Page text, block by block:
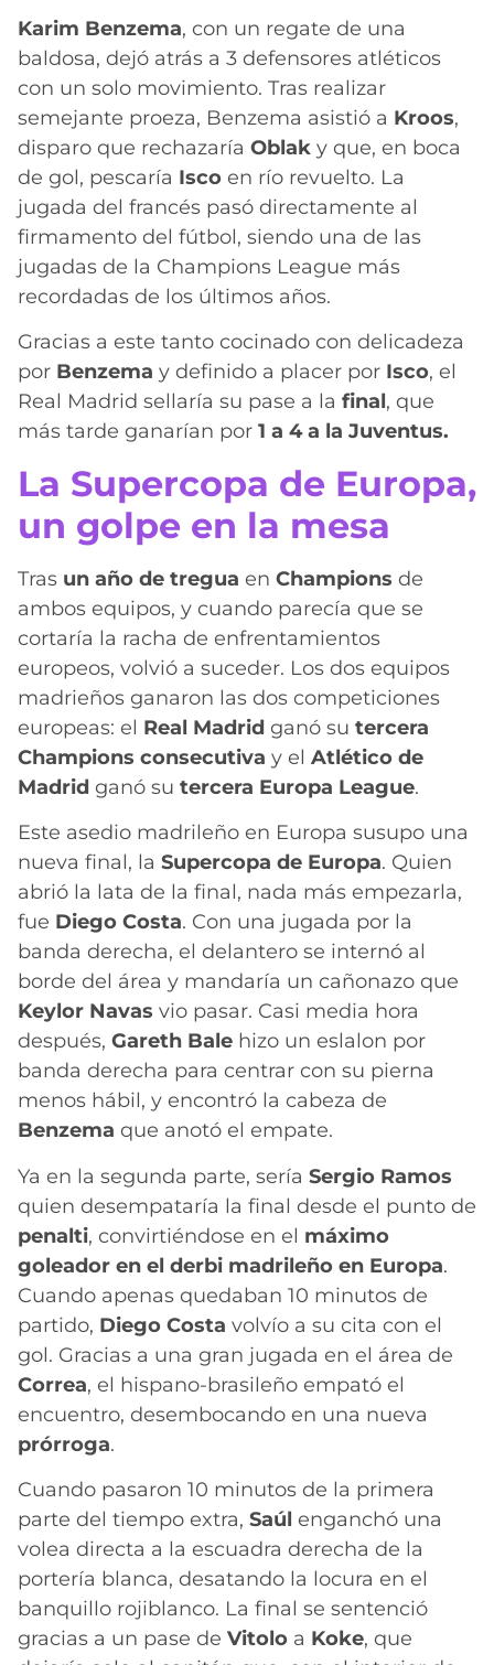
Karim Benzema, con un regate de una
baldosa, dejó atrás a 3 defensores atléticos
con un solo movimiento. Tras realizar
semejante proeza, Benzema asistió a Kroos,
disparo que rechazaría Oblak y que, en boca
de gol, pescaría Isco en río revuelto. La
jugada del francés pasó directamente al
firmamento del fútbol, siendo una de las
jugadas de la Champions League más
recordadas de los últimos años.
Gracias a este tanto cocinado con delicadeza
por Benzema y definido a placer por Isco, el
Real Madrid sellaría su pase a la final, que
más tarde ganarían por 1 a 4 a la Juventus.
La Supercopa de Europa,
un golpe en la mesa
Tras un año de tregua en Champions de
ambos equipos, y cuando parecía que se
cortaría la racha de enfrentamientos
europeos, volvió a suceder. Los dos equipos
madrieños ganaron las dos competiciones
europeas: el Real Madrid ganó su tercera
Champions consecutiva y el Atlético de
Madrid ganó su tercera Europa League.
Este asedio madrileño en Europa susupo una
nueva final, la Supercopa de Europa. Quien
abrió la lata de la final, nada más empezarla,
fue Diego Costa. Con una jugada por la
banda derecha, el delantero se internó al
borde del área y mandaría un cañonazo que
Keylor Navas vio pasar. Casi media hora
después, Gareth Bale hizo un eslalon por
banda derecha para centrar con su pierna
menos hábil, y encontró la cabeza de
Benzema que anotó el empate.
Ya en la segunda parte, sería Sergio Ramos
quien desempataría la final desde el punto de
penalti, convirtiéndose en el máximo
goleador en el derbi madrileño en Europa.
Cuando apenas quedaban 10 minutos de
partido, Diego Costa volvío a su cita con el
gol. Gracias a una gran jugada en el área de
Correa, el hispano-brasileño empató el
encuentro, desembocando en una nueva
prórroga.
Cuando pasaron 10 minutos de la primera
parte del tiempo extra, Saúl enganchó una
volea directa a la escuadra derecha de la
portería blanca, desatando la locura en el
banquillo rojiblanco. La final se sentenció
gracias a un pase de Vitolo a Koke, que